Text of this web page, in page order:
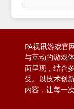
PA视讯游戏官
与互动的游戏
面呈现，结合
受。以技术创
内容，让每一